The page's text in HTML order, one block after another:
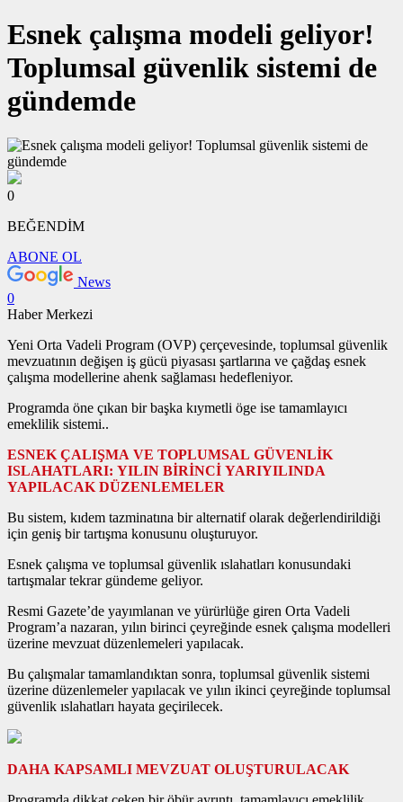
Esnek çalışma modeli geliyor!
Toplumsal güvenlik sistemi de
gündemde
0
BEĞENDİM
ABONE OL
News
0
Haber Merkezi
Yeni Orta Vadeli Program (OVP) çerçevesinde, toplumsal güvenlik
mevzuatının değişen iş gücü piyasası şartlarına ve çağdaş esnek
çalışma modellerine ahenk sağlaması hedefleniyor.
Programda öne çıkan bir başka kıymetli öge ise tamamlayıcı
emeklilik sistemi..
ESNEK ÇALIŞMA VE TOPLUMSAL GÜVENLİK
ISLAHATLARI: YILIN BİRİNCİ YARIYILINDA
YAPILACAK DÜZENLEMELER
Bu sistem, kıdem tazminatına bir alternatif olarak değerlendirildiği
için geniş bir tartışma konusunu oluşturuyor.
Esnek çalışma ve toplumsal güvenlik ıslahatları konusundaki
tartışmalar tekrar gündeme geliyor.
Resmi Gazete’de yayımlanan ve yürürlüğe giren Orta Vadeli
Program’a nazaran, yılın birinci çeyreğinde esnek çalışma modelleri
üzerine mevzuat düzenlemeleri yapılacak.
Bu çalışmalar tamamlandıktan sonra, toplumsal güvenlik sistemi
üzerine düzenlemeler yapılacak ve yılın ikinci çeyreğinde toplumsal
güvenlik ıslahatları hayata geçirilecek.
DAHA KAPSAMLI MEVZUAT OLUŞTURULACAK